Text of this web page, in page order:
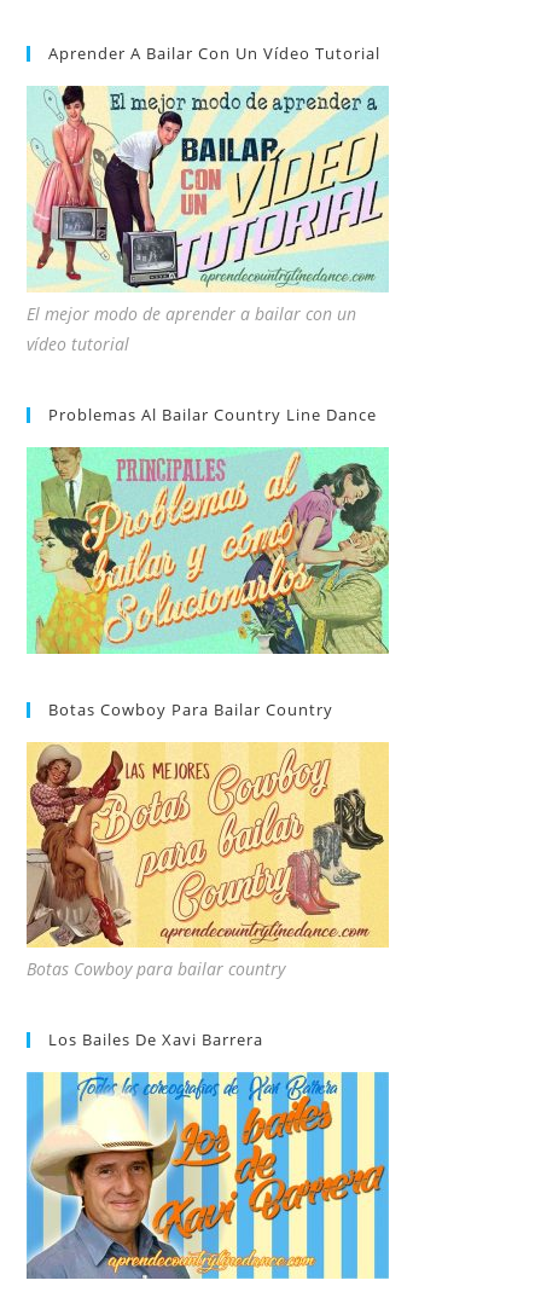
Aprender A Bailar Con Un Vídeo Tutorial
El mejor modo de aprender a bailar con un
vídeo tutorial
Problemas Al Bailar Country Line Dance
Botas Cowboy Para Bailar Country
Botas Cowboy para bailar country
Los Bailes De Xavi Barrera